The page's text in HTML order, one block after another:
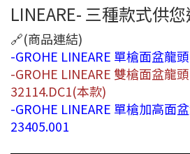
LINEARE- 三種款式供
🔗(商品連結)
-GROHE LINEARE 單槍面盆龍
-GROHE LINEARE 雙槍面盆龍
32114.DC1(本款)
-GROHE LINEARE 單槍加高面
23405.001